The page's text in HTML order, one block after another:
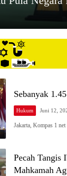
Sebanyak
Hukum Juni 12,
Jakarta, Kompas 1
Pecah Tangis
Mahkamah